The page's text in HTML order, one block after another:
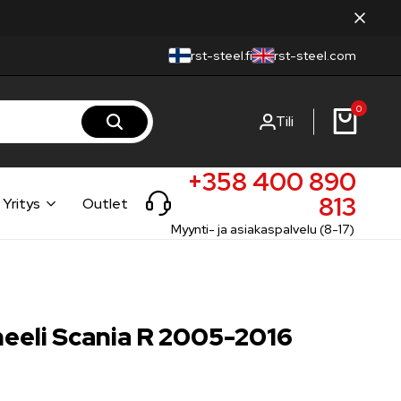
rst-steel.fi rst-steel.com
Tili
0
Yritys Outlet
+358 400 890
813
Myynti- ja asiakaspalvelu (8-17)
Scania R 2005-2016